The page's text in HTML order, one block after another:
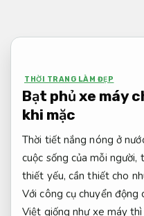
nội
THỜI TRANG LÀM ĐẸP
Bạt phủ xe máy
khi mặc
Thời tiết nắng nóng ở
cuộc sống của mỗi
thiết yếu, cần thiết cho
Với công cụ chuyển động
Việt giống như xe máy